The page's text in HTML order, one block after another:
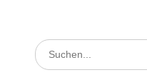
Search
for: